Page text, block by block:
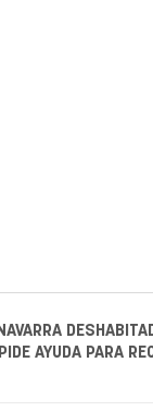
AYUDA PARA